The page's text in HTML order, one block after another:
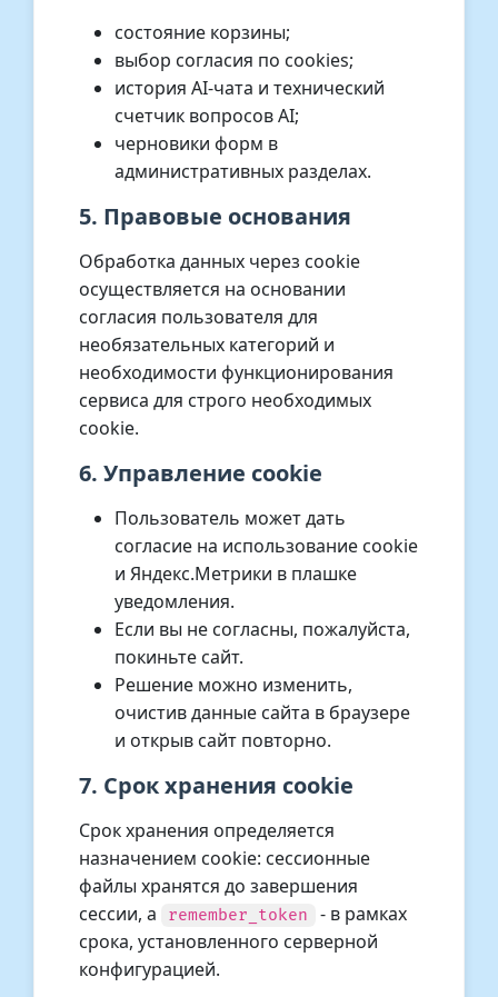
состояние корзины;
выбор согласия по cookies;
история AI-чата и технический
счетчик вопросов AI;
черновики форм в
административных разделах.
5. Правовые основания
Обработка данных через cookie
осуществляется на основании
согласия пользователя для
необязательных категорий и
необходимости функционирования
сервиса для строго необходимых
cookie.
6. Управление cookie
Пользователь может дать
согласие на использование cookie
и Яндекс.Метрики в плашке
уведомления.
Если вы не согласны, пожалуйста,
покиньте сайт.
Решение можно изменить,
очистив данные сайта в браузере
и открыв сайт повторно.
7. Срок хранения cookie
Срок хранения определяется
назначением cookie: сессионные
файлы хранятся до завершения
сессии, а
remember_token
- в рамках
срока, установленного серверной
конфигурацией.